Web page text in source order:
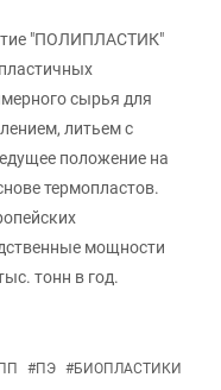
"ПОЛИПЛАСТИК"
сырья для
литьем с
положение на
термопластов.
мощности
тонн в год.
#ПЭ #БИОПЛАСТИКИ